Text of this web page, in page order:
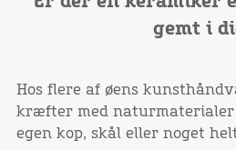
gemt i
Hos flere af øens
kræfter med naturmaterialer
egen kop, skål eller noget